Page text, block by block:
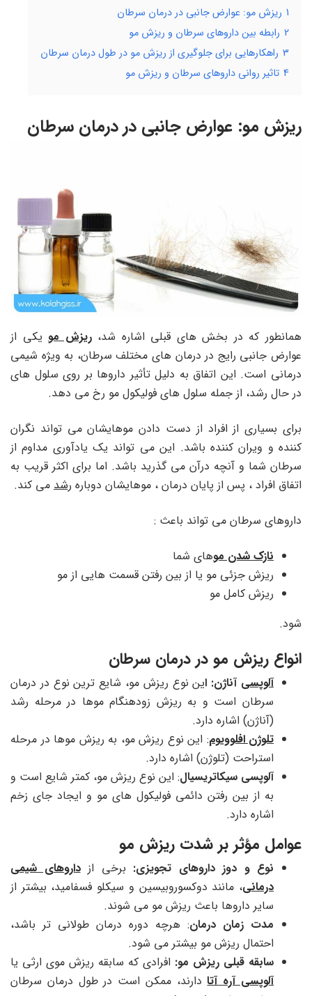
1 ریزش مو: عوارض جانبی در درمان سرطان
2 رابطه بین داروهای سرطان و ریزش مو
3 راهکارهایی برای جلوگیری از ریزش مو در طول درمان سرطان
4 تاثیر روانی داروهای سرطان و ریزش مو
ریزش مو: عوارض جانبی در درمان سرطان
همانطور که در بخش های قبلی اشاره شد،ریزش مویکی از
عوارض جانبی رایج در درمان های مختلف سرطان، به ویژه شیمی
درمانی است. این اتفاق به دلیل تأثیر داروها بر روی سلول های
در حال رشد، از جمله سلول های فولیکول مو رخ می دهد.
برای بسیاری از افراد از دست دادن موهایشان می تواند نگران
کننده و ویران کننده باشد. این می تواند یک یادآوری مداوم از
سرطان شما و آنچه درآن می گذرید باشد. اما برای اکثر قریب به
اتفاق افراد ، پس از پایان درمان ، موهایشان دوباره رشد می کند.
داروهای سرطان می تواند باعث :
نازک شدن موهای شما
ریزش جزئی مو یا از بین رفتن قسمت هایی از مو
ریزش کامل مو
شود.
انواع ریزش مو در درمان سرطان
آلوپسی آناژن: این نوع ریزش مو، شایع ترین نوع در درمان
سرطان است و به ریزش زودهنگام موها در مرحله رشد
(آناژن) اشاره دارد.
تلوژن افلوویوم: این نوع ریزش مو، به ریزش موها در مرحله
استراحت (تلوژن) اشاره دارد.
آلوپسی سیکاتریسیال: این نوع ریزش مو، کمتر شایع است و
به از بین رفتن دائمی فولیکول های مو و ایجاد جای زخم
اشاره دارد.
عوامل مؤثر بر شدت ریزش مو
نوع و دوز داروهای تجویزی: برخی ازداروهای شیمی
درمانی، مانند دوکسوروبیسین و سیکلو فسفامید، بیشتر از
سایر داروها باعث ریزش مو می شوند.
مدت زمان درمان: هرچه دوره درمان طولانی تر باشد،
احتمال ریزش مو بیشتر می شود.
سابقه قبلی ریزش مو: افرادی که سابقه ریزش موی ارثی یا
آلوپسی آره آتادارند، ممکن است در طول درمان سرطان